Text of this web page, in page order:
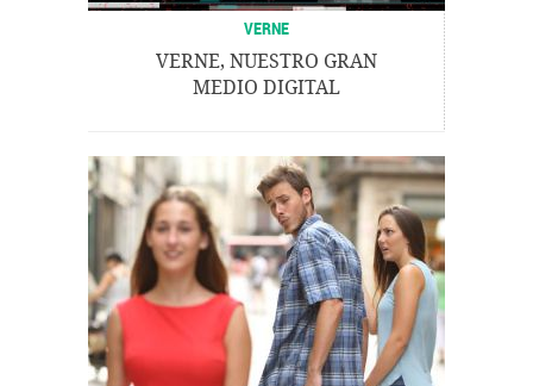
VERNE
VERNE, NUESTRO GRAN
MEDIO DIGITAL